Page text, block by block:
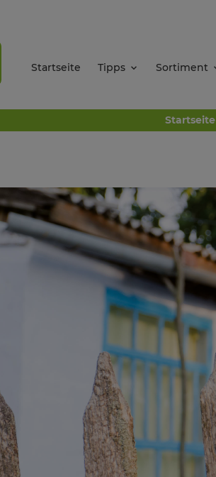
Startseite Tipps Sortiment
Startseite